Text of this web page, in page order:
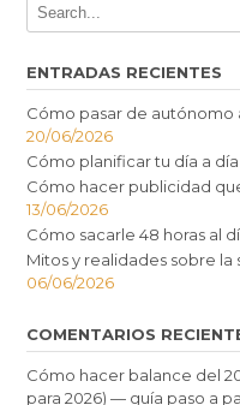
ENTRADAS RECIENTES
Cómo pasar de autónomo
20/06/2026
Cómo planificar tu día a
Cómo hacer publicidad
13/06/2026
Cómo sacarle 48 horas al
Mitos y realidades sobre
06/06/2026
COMENTARIOS
Cómo hacer balance del
para 2026) — guía paso a